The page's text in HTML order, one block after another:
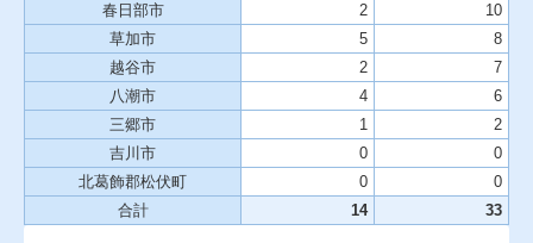
春日部市
2
10
草加市
5
8
越谷市
2
7
八潮市
4
6
三郷市
1
2
吉川市
0
0
北葛飾郡松伏町
0
0
合計
14 33